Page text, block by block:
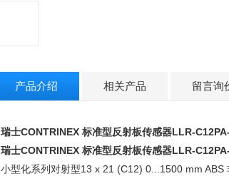
产品介绍 相关产品 留言询
瑞士CONTRINEX 标准型反射板传感器LLR-
瑞士CONTRINEX 标准型反射板传感器LLR-
小型化系列对射型13 x 21 (C12) 0...1500 mm ABS